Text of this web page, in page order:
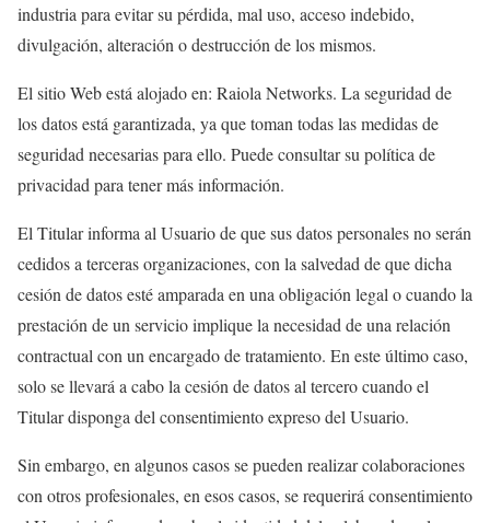
industria para evitar su pérdida, mal uso, acceso indebido,
divulgación, alteración o destrucción de los mismos.
El sitio Web está alojado en: Raiola Networks. La seguridad de
los datos está garantizada, ya que toman todas las medidas de
seguridad necesarias para ello. Puede consultar su política de
privacidad para tener más información.
El Titular informa al Usuario de que sus datos personales no serán
cedidos a terceras organizaciones, con la salvedad de que dicha
cesión de datos esté amparada en una obligación legal o cuando la
prestación de un servicio implique la necesidad de una relación
contractual con un encargado de tratamiento. En este último caso,
solo se llevará a cabo la cesión de datos al tercero cuando el
Titular disponga del consentimiento expreso del Usuario.
Sin embargo, en algunos casos se pueden realizar colaboraciones
con otros profesionales, en esos casos, se requerirá consentimiento